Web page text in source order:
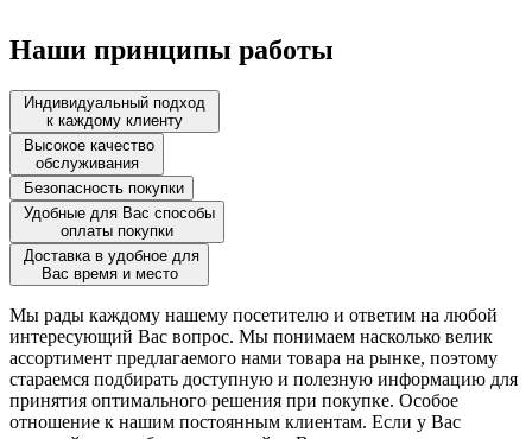
Наши принципы работы
Индивидуальный подход
к каждому клиенту
Высокое качество
обслуживания
Безопасность покупки
Удобные для Вас способы
оплаты покупки
Доставка в удобное для
Вас время и место
Мы рады каждому нашему посетителю и ответим на любой
интересующий Вас вопрос. Мы понимаем насколько велик
ассортимент предлагаемого нами товара на рынке, поэтому
стараемся подбирать доступную и полезную информацию для
принятия оптимального решения при покупке. Особое
отношение к нашим постоянным клиентам. Если у Вас